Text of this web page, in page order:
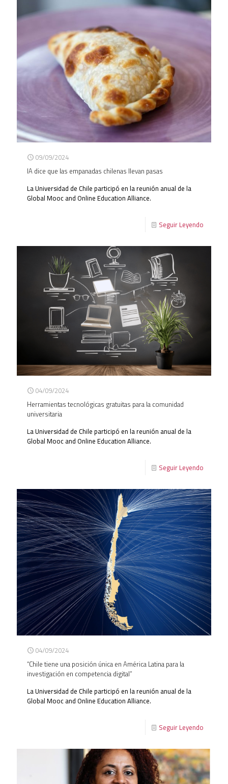
09/09/2024
IA dice que las empanadas chilenas llevan pasas
La Universidad de Chile participó en la reunión anual de la
Global Mooc and Online Education Alliance.
Seguir Leyendo
04/09/2024
Herramientas tecnológicas gratuitas para la comunidad
universitaria
La Universidad de Chile participó en la reunión anual de la
Global Mooc and Online Education Alliance.
Seguir Leyendo
04/09/2024
“Chile tiene una posición única en América Latina para la
investigación en competencia digital”
La Universidad de Chile participó en la reunión anual de la
Global Mooc and Online Education Alliance.
Seguir Leyendo